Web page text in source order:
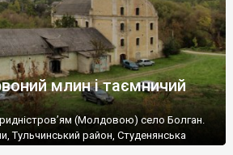
млин і таємничий
(Молдовою) село Болган.
Тульчинський район, Студенянська